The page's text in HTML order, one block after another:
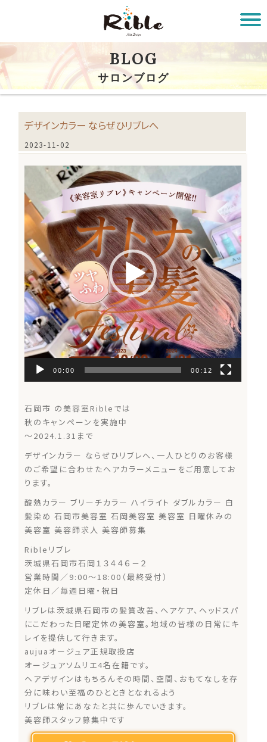
BLOG
サロンブログ
デザインカラー ならぜひリブレへ
2023-11-02
プ
レ
ー
ヤ
ー
00:00 00:12
石岡市 の美容室Ribleでは
秋のキャンペーンを実施中️
〜2024.1.31まで
デザインカラー ならぜひリブレへ、一人ひとりのお客様
のご希望に合わせたヘアカラーメニューをご用意してお
ります。
酸熱カラー ブリーチカラー ハイライト ダブルカラー 白
髪染め 石岡市美容室 石岡美容室 美容室 日曜休みの
美容室 美容師求人 美容師募集
Ribleリブレ
茨城県石岡市石岡１３４４６－２
営業時間／9:00～18:00（最終受付）
定休日／毎週日曜・祝日
リブレは茨城県石岡市の髪質改善、ヘアケア、ヘッドスパ
にこだわった日曜定休の美容室。地域の皆様の日常にキ
レイを提供して行きます。
aujuaオージュア正規取扱店
オージュアソムリエ4名在籍です。
ヘアデザインはもちろんその時間、空間、おもてなしを存
分に味わい至福のひとときとなれるよう
リブレは常にあなたと共に歩んでいきます。
美容師スタッフ募集中です